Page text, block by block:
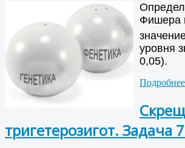
Фишера
уровня
0,05).
тригетерозигот. Задача